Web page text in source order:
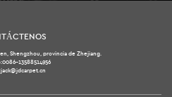
Shengzhou, provincia de Zhejiang.
13588514956